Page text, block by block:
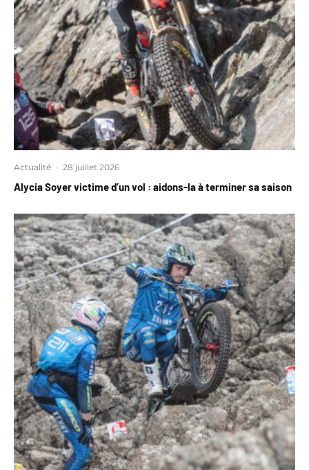
Actualité · 28 juillet 2026
Alycia Soyer victime d’un vol : aidons-la à terminer sa saison